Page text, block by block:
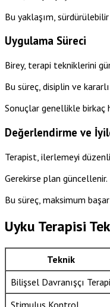
Bu yaklaşım,
Uygulama Süreci
Birey, terapi tekniklerini
Bu süreç, disiplin ve
Sonuçlar genellikle birkaç
Değerlendirme ve
Terapist, ilerlemeyi
Gerekirse plan güncellenir.
Bu süreç, maksimum
Uyku Terapisi
Teknik
Bilişsel Davranışçı Terapi